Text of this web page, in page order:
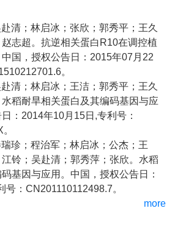
赴清；林启冰；张欣；郭秀平；王久
志超。抗逆相关蛋白R10在调控植
国，授权公告日：2015年07月22
。
赴清；林启冰；王洁；郭秀平；王久
稻耐旱相关蛋白及其编码基因与应
：2014年10月15日,专利号：
瑞珍；程治军；林启冰；公杰；王
铃；吴赴清；郭秀萍；张欣。水稻
基因与应用。中国，授权公告日：
号：CN201110112498.7。
more